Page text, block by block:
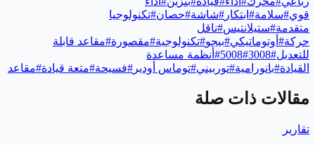
قوي#سلامة# ابتكار #شاشة#حصان#تكنولوجيا
متقدمة#ستيلانتيس#ناقل
حركة# أوتوماتيكي#بيجو#تكنولوجية#مقصورة#مقاعد قابلة
للتعديل#
3008
#
5008
# أنظمة مساعدة
القيادة#بانورامية#توربيني#توماس أودير #فسيحة#متعة قيادة#مقاعد
مقالات ذات صلة
تقارير